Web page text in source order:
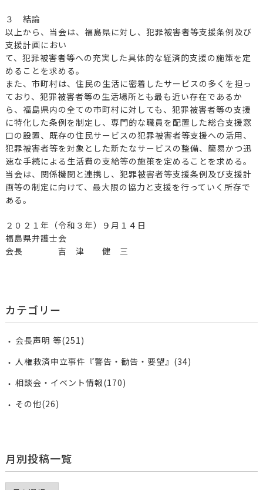
３ 結論
以上から、当会は、福島県に対し、犯罪被害者等支援条例及び
支援計画におい
て、犯罪被害者等への充実した具体的な経済的支援の施策を定
めることを求める。
また、市町村は、住民の生活に密着したサービスの多くを担っ
ており、犯罪被害者等の生活場所とも最も近い存在であるか
ら、福島県内の全ての市町村に対しても、犯罪被害者等の支援
に特化した条例を制定し、専門的な職員を配置した総合支援窓
口の設置、既存の住民サービスの犯罪被害者等支援への活用、
犯罪被害者等を対象とした新たなサービスの整備、簡易かつ迅
速な手続による生活費の支給等の施策を定めることを求める。
当会は、関係機関と連携し、犯罪被害者等支援条例及び支援計
画等の制定に向けて、最大限の協力と支援を行っていく所存で
ある。
２０２１年（令和３年）９月１４日
福島県弁護士会
会長 吉 津 健 三
カテゴリー
会長声明 等(251)
人権救済申立事件『警告・勧告・要望』(34)
相談会・イベント情報(170)
その他(26)
月別投稿一覧